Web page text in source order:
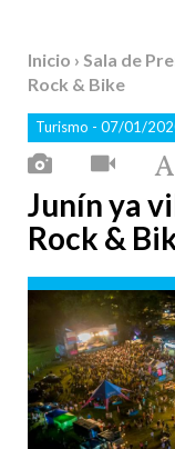
Inicio › Sala de
Rock & Bike
Turismo - 07/01/
Junín ya
Rock &